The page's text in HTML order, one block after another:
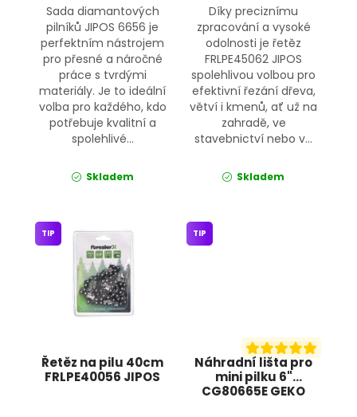
Sada diamantových
pilníků JIPOS 6656 je
perfektním nástrojem
pro přesné a náročné
práce s tvrdými
materiály. Je to ideální
volba pro každého, kdo
potřebuje kvalitní a
spolehlivé...
Skladem
Díky preciznímu
zpracování a vysoké
odolnosti je řetěz
FRLPE45062 JIPOS
spolehlivou volbou pro
efektivní řezání dřeva,
větví i kmenů, ať už na
zahradě, ve
stavebnictví nebo v...
Skladem
Řetěz na pilu 40cm
FRLPE40056 JIPOS
TIP
Náhradní lišta pro
mini pilku 6"
CG80665E GEKO
TIP